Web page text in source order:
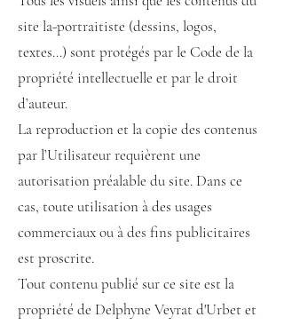
site la-portraitiste (dessins, logos,
textes…) sont protégés par le Code de la
propriété intellectuelle et par le droit
d’auteur.
La reproduction et la copie des contenus
par l’Utilisateur requièrent une
autorisation préalable du site. Dans ce
cas, toute utilisation à des usages
commerciaux ou à des fins publicitaires
est proscrite.
Tout contenu publié sur ce site est la
propriété de Delphyne Veyrat d'Urbet et